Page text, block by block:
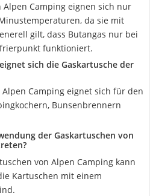
Alpen Camping eignen sich nur
da sie mit
gilt, dass Butangas nur bei
funktioniert.
sich die Gaskartusche der
Camping eignet sich für den
Bunsenbrennern
der Gaskartuschen von
von Alpen Camping kann
Kartuschen mit einem